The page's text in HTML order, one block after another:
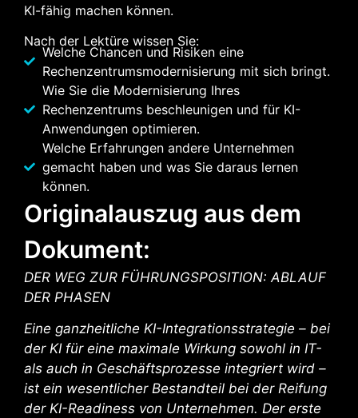
KI-fähig machen können.
Nach der Lektüre wissen Sie:
Welche Chancen und Risiken eine
Rechenzentrumsmodernisierung mit sich bringt.
Wie Sie die Modernisierung Ihres
Rechenzentrums beschleunigen und für KI-
Anwendungen optimieren.
Welche Erfahrungen andere Unternehmen
gemacht haben und was Sie daraus lernen
können.
Originalauszug aus dem
Dokument:
DER WEG ZUR FÜHRUNGSPOSITION: ABLAUF
DER PHASEN
Eine ganzheitliche KI-Integrationsstrategie – bei
der KI für eine maximale Wirkung sowohl in IT-
als auch in Geschäftsprozesse integriert wird –
ist ein wesentlicher Bestandteil bei der Reifung
der KI-Readiness von Unternehmen. Der erste